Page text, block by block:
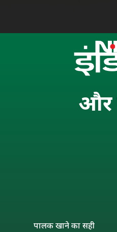
और
पालक खाने का सही